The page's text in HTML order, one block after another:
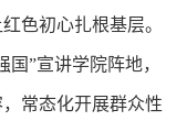
色初心扎根基层。
”宣讲学院阵地，
常态化开展群众性